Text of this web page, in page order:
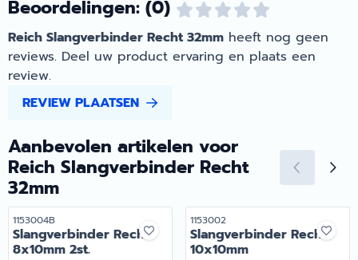
Beoordelingen: (0)
Reich Slangverbinder Recht 32mm heeft nog geen
reviews. Deel uw product ervaring en plaats een
review.
REVIEW PLAATSEN
Aanbevolen artikelen voor
Reich Slangverbinder Recht
32mm
Artikelnummer
1153004B
Slangverbinder Recht
8x10mm 2st.
Artikelnummer
1153002
Slangverbinder Recht
10x10mm